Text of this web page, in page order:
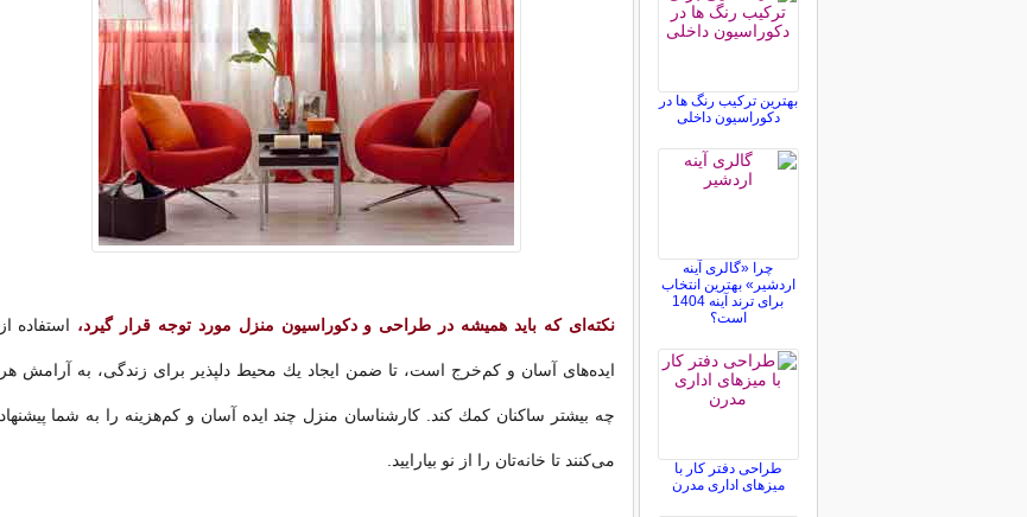
نکته‌ای که باید همیشه در طراحی و دکوراسیون منزل مورد توجه قرار گیرد، استفاده از
ایده‌های آسان و کم‌خرج است، تا ضمن ایجاد یك محیط دلپذیر برای زندگی، به آرامش هر
چه بیشتر ساكنان كمك كند. كارشناسان منزل چند ایده آسان و كم‌هزینه را به شما پیشنهاد
می‌كنند تا خانه‌تان را از نو بیارایید.
بهترین ترکیب رنگ ها در
دکوراسیون داخلی
چرا «گالری آینه
اردشیر» بهترین انتخاب
برای ترند آینه 1404
است؟
طراحی دفتر کار با
میزهای اداری مدرن